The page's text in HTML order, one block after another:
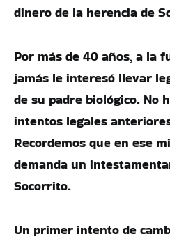
dinero de la herencia de
Por más de 40 años, a la
jamás le interesó llevar
de su padre biológico. No
intentos legales
Recordemos que en ese
demanda un
Socorrito.
Un primer intento de